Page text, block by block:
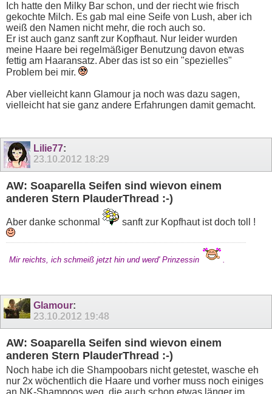
Ich hatte den Milky Bar schon, und der riecht wie frisch
gekochte Milch. Es gab mal eine Seife von Lush, aber ich
weiß den Namen nicht mehr, die roch auch so.
Er ist auch ganz sanft zur Kopfhaut. Nur leider wurden
meine Haare bei regelmäßiger Benutzung davon etwas
fettig am Haaransatz. Aber das ist so ein "spezielles"
Problem bei mir.
Aber vielleicht kann Glamour ja noch was dazu sagen,
vielleicht hat sie ganz andere Erfahrungen damit gemacht.
Lilie77:
23.10.2012 18:29
AW: Soaparella Seifen sind wievon einem
anderen Stern PlauderThread :-)
Aber danke schonmal sanft zur Kopfhaut ist doch toll !
Mir reichts, ich schmeiß jetzt hin und werd' Prinzessin
Glamour:
23.10.2012 19:48
AW: Soaparella Seifen sind wievon einem
anderen Stern PlauderThread :-)
Noch habe ich die Shampoobars nicht getestet, wasche eh
nur 2x wöchentlich die Haare und vorher muss noch einiges
an NK-Shampoos weg, die auch schon etwas länger im